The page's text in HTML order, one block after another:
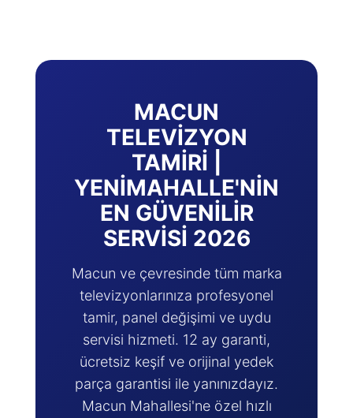
MACUN
TELEVIZYON
TAMIRI |
YENIMAHALLE'NIN
EN GÜVENILIR
SERVISI 2026
Macun ve çevresinde tüm marka
televizyonlarınıza profesyonel
tamir, panel değişimi ve uydu
servisi hizmeti. 12 ay garanti,
ücretsiz keşif ve orijinal yedek
parça garantisi ile yanınızdayız.
Macun Mahallesi'ne özel hızlı